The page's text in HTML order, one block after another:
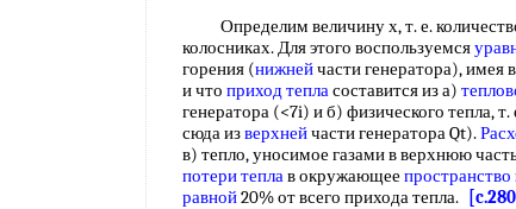
Определим величину х, т. е.
колосниках. Для этого воспользуемся
горения (нижнейчасти генератора), имея
и что приход тепласоставится из а)
генератора (<7i) и б) физического тепла,
сюда изверхнейчасти генератора Qt).
в) тепло, уносимое газами в верхнюю
потери теплав окружающее
равной20% от всего прихода тепла.